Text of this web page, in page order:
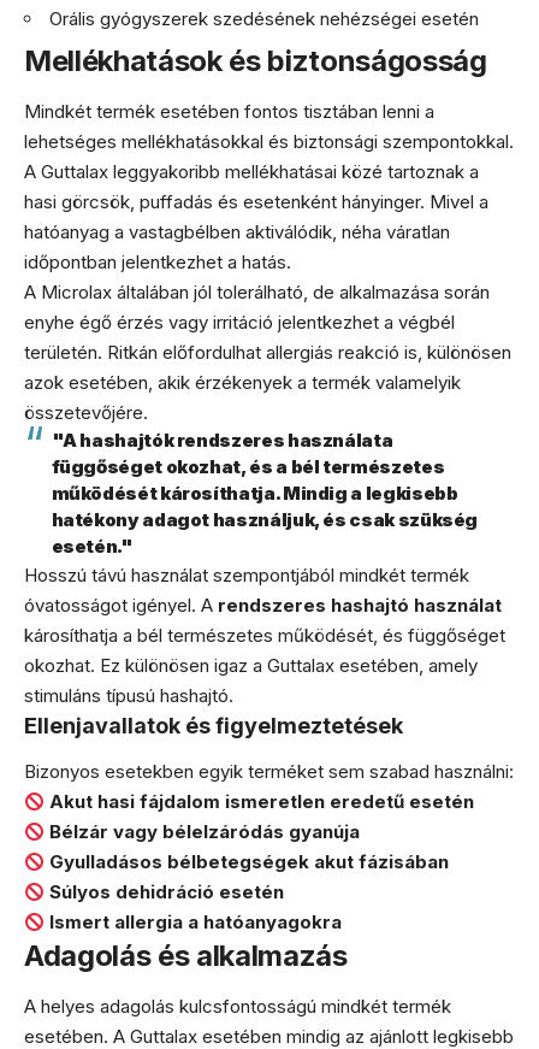
Orális gyógyszerek szedésének nehézségei esetén
Mellékhatások és biztonságosság
Mindkét termék esetében fontos tisztában lenni a
lehetséges mellékhatásokkal és biztonsági szempontokkal.
A Guttalax leggyakoribb mellékhatásai közé tartoznak a
hasi görcsök, puffadás és esetenként hányinger. Mivel a
hatóanyag a vastagbélben aktiválódik, néha váratlan
időpontban jelentkezhet a hatás.
A Microlax általában jól tolerálható, de alkalmazása során
enyhe égő érzés vagy irritáció jelentkezhet a végbél
területén. Ritkán előfordulhat allergiás reakció is, különösen
azok esetében, akik érzékenyek a termék valamelyik
összetevőjére.
"A hashajtók rendszeres használata
függőséget okozhat, és a bél természetes
működését károsíthatja. Mindig a legkisebb
hatékony adagot használjuk, és csak szükség
esetén."
Hosszú távú használat szempontjából mindkét termék
óvatosságot igényel. A rendszeres hashajtó használat
károsíthatja a bél természetes működését, és függőséget
okozhat. Ez különösen igaz a Guttalax esetében, amely
stimuláns típusú hashajtó.
Ellenjavallatok és figyelmeztetések
Bizonyos esetekben egyik terméket sem szabad használni:
Akut hasi fájdalom ismeretlen eredetű esetén
Bélzár vagy bélelzáródás gyanúja
Gyulladásos bélbetegségek akut fázisában
Súlyos dehidráció esetén
Ismert allergia a hatóanyagokra
Adagolás és alkalmazás
A helyes adagolás kulcsfontosságú mindkét termék
esetében. A Guttalax esetében mindig az ajánlott legkisebb